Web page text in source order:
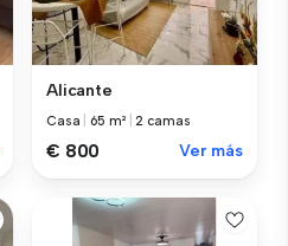
Alicante
Casa 65 m² |2 camas
€ 800 Ver más